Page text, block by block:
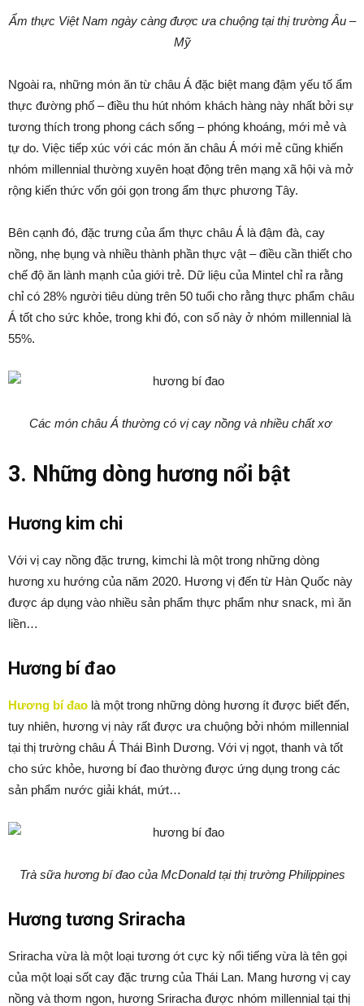
Ẩm thực Việt Nam ngày càng được ưa chuộng tại thị trường Âu –
Mỹ
Ngoài ra, những món ăn từ châu Á đặc biệt mang đậm yếu tố ẩm
thực đường phố – điều thu hút nhóm khách hàng này nhất bởi sự
tương thích trong phong cách sống – phóng khoáng, mới mẻ và
tự do. Việc tiếp xúc với các món ăn châu Á mới mẻ cũng khiến
nhóm millennial thường xuyên hoạt động trên mạng xã hội và mở
rộng kiến thức vốn gói gọn trong ẩm thực phương Tây.
Bên cạnh đó, đặc trưng của ẩm thực châu Á là đậm đà, cay
nồng, nhẹ bụng và nhiều thành phần thực vật – điều cần thiết cho
chế độ ăn lành mạnh của giới trẻ. Dữ liệu của Mintel chỉ ra rằng
chỉ có 28% người tiêu dùng trên 50 tuổi cho rằng thực phẩm châu
Á tốt cho sức khỏe, trong khi đó, con số này ở nhóm millennial là
55%.
Các món châu Á thường có vị cay nồng và nhiều chất xơ
3. Những dòng hương nổi bật
Hương kim chi
Với vị cay nồng đặc trưng, kimchi là một trong những dòng
hương xu hướng của năm 2020. Hương vị đến từ Hàn Quốc này
được áp dụng vào nhiều sản phẩm thực phẩm như snack, mì ăn
liền…
Hương bí đao
Hương bí đao là một trong những dòng hương ít được biết đến,
tuy nhiên, hương vị này rất được ưa chuộng bởi nhóm millennial
tại thị trường châu Á Thái Bình Dương. Với vị ngọt, thanh và tốt
cho sức khỏe, hương bí đao thường được ứng dụng trong các
sản phẩm nước giải khát, mứt…
Trà sữa hương bí đao của McDonald tại thị trường Philippines
Hương tương Sriracha
Sriracha vừa là một loại tương ớt cực kỳ nổi tiếng vừa là tên gọi
của một loại sốt cay đặc trưng của Thái Lan. Mang hương vị cay
nồng và thơm ngon, hương Sriracha được nhóm millennial tại thị